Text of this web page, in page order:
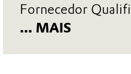
Fornecedor
... MAIS